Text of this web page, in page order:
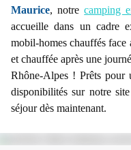
Maurice, notrecamping
accueille dans un cadre
mobil-homes chauffés face
et chauffée après une
Rhône-Alpes ! Prêts pour
disponibilités sur notre
séjour dès maintenant.